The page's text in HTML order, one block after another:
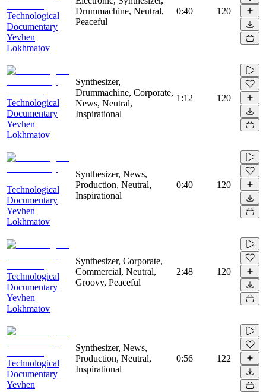
Technological
Documentary
Yevhen
Lokhmatov
Drummachine, Neutral,
Peaceful
0:40 120
Technological
Documentary
Yevhen
Lokhmatov
Synthesizer,
Drummachine, Corporate,
News, Neutral,
Inspirational
1:12 120
Technological
Documentary
Yevhen
Lokhmatov
Synthesizer, News,
Production, Neutral,
Inspirational
0:40 120
Technological
Documentary
Yevhen
Lokhmatov
Synthesizer, Corporate,
Commercial, Neutral,
Groovy, Peaceful
2:48 120
Technological
Documentary
Yevhen
Synthesizer, News,
Production, Neutral,
Inspirational
0:56 122